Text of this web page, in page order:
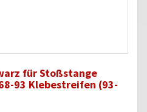
für Stoßstange
93 Klebestreifen (93-